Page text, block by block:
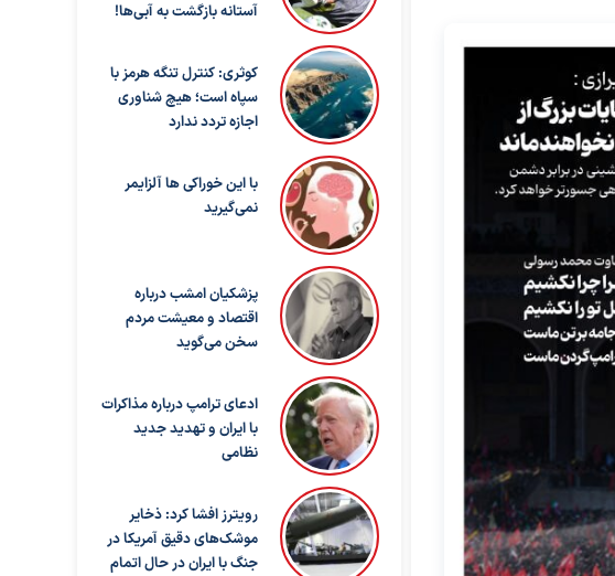
آستانه بازگشت به آبی‌ها!
کوثری: کنترل تنگه هرمز با
سپاه است؛ هیچ شناوری
اجازه تردد ندارد
با این خوراکی ها آلزایمر
نمی‌گیرید
پزشکیان امشب درباره
اقتصاد و معیشت مردم
سخن می‌گوید
ادعای ترامپ درباره مذاکرات
با ایران و تهدید جدید
نظامی
رویترز افشا کرد: ذخایر
موشک‌های دقیق آمریکا در
جنگ با ایران در حال اتمام